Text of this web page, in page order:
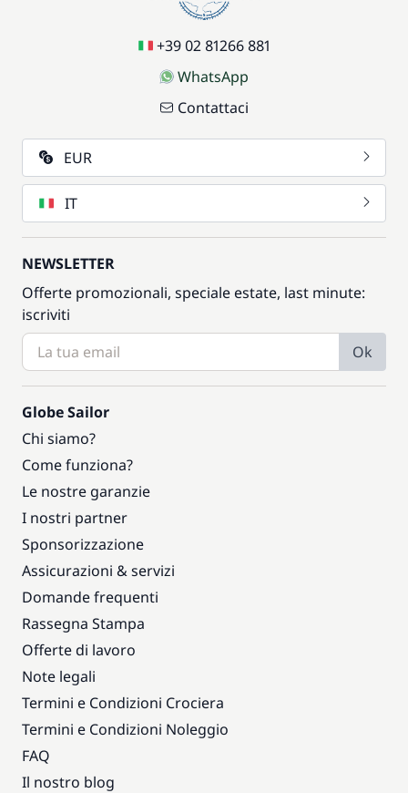
+39 02 81266 881
WhatsApp
Contattaci
EUR
IT
NEWSLETTER
Offerte promozionali, speciale estate, last minute:
iscriviti
Ok
Globe Sailor
Chi siamo?
Come funziona?
Le nostre garanzie
I nostri partner
Sponsorizzazione
Assicurazioni & servizi
Domande frequenti
Rassegna Stampa
Offerte di lavoro
Note legali
Termini e Condizioni Crociera
Termini e Condizioni Noleggio
FAQ
Il nostro blog